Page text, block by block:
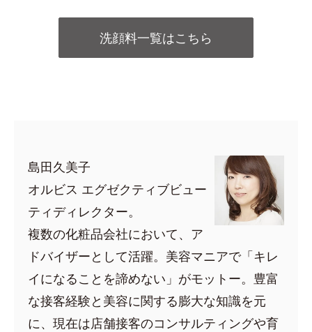
洗顔料一覧はこちら
島田久美子
オルビス エグゼクティブビュー
ティディレクター。
複数の化粧品会社において、ア
ドバイザーとして活躍。美容マニアで「キレ
イになることを諦めない」がモットー。豊富
な接客経験と美容に関する膨大な知識を元
に、現在は店舗接客のコンサルティングや育